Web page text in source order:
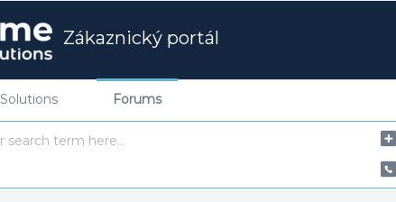
Zákaznický portál
Solutions Forums